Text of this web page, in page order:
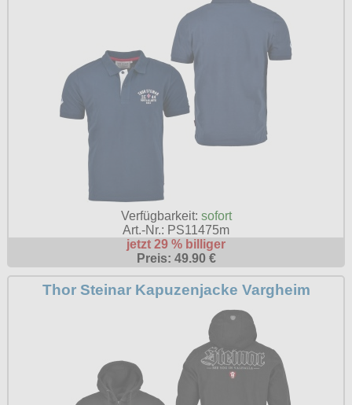
Petticoats
Poloshirts
T-Shirts
Begriffe
Dobermann
Hot Rod
Nordische Götterwelt
Ostzone
Punkrock
Rockabilly
Wikinger
Verfügbarkeit: sofort
Art.-Nr.: PS11475m
jetzt 29 % billiger
Preis: 49.90 €
Thor Steinar Kapuzenjacke Vargheim